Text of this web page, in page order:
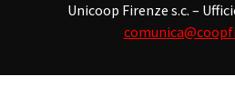
Unicoop Firenze s.c. –